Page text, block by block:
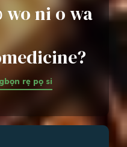
ni o wa
rẹ pọ si